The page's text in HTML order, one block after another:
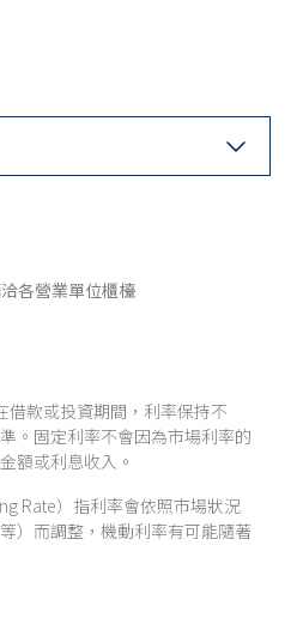
各營業單位櫃檯
借款或投資期間，利率保持不
。固定利率不會因為市場利率的
額或利息收入。
Rate）指利率會依照市場狀況
）而調整，機動利率有可能隨著